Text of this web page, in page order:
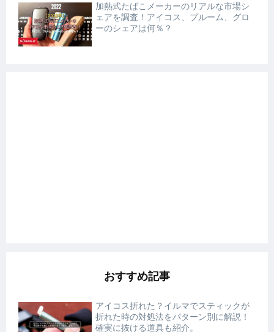
加熱式たばこメーカーのリアルな市場シ
ェアを調査！アイコス、プルーム、グロ
ーのシェアは何％？
おすすめ記事
アイコス折れた？イルマでスティックが
折れた時の対処法をパターン別に解説！
確実に抜ける道具も紹介。